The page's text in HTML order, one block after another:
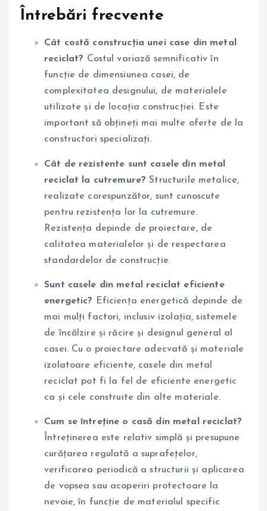
Întrebări frecvente
Cât costă construcția unei case din metal
reciclat? Costul variază semnificativ în
funcție de dimensiunea casei, de
complexitatea designului, de materialele
utilizate și de locația construcției. Este
important să obțineți mai multe oferte de la
constructori specializați.
Cât de rezistente sunt casele din metal
reciclat la cutremure? Structurile metalice,
realizate corespunzător, sunt cunoscute
pentru rezistența lor la cutremure.
Rezistența depinde de proiectare, de
calitatea materialelor și de respectarea
standardelor de construcție.
Sunt casele din metal reciclat eficiente
energetic? Eficiența energetică depinde de
mai mulți factori, inclusiv izolația, sistemele
de încălzire și răcire și designul general al
casei. Cu o proiectare adecvată și materiale
izolatoare eficiente, casele din metal
reciclat pot fi la fel de eficiente energetic
ca și cele construite din alte materiale.
Cum se întreține o casă din metal reciclat?
Întreținerea este relativ simplă și presupune
curățarea regulată a suprafețelor,
verificarea periodică a structurii și aplicarea
de vopsea sau acoperiri protectoare la
nevoie, în funcție de materialul specific